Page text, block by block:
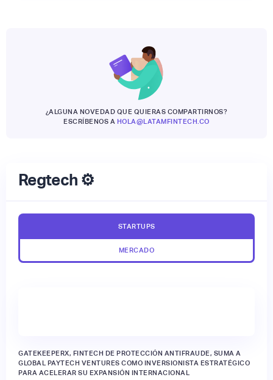
¿ALGUNA NOVEDAD QUE QUIERAS COMPARTIRNOS?
ESCRÍBENOS A HOLA@LATAMFINTECH.CO
Regtech ⚙️
STARTUPS
MERCADO
GATEKEEPERX, FINTECH DE PROTECCIÓN ANTIFRAUDE, SUMA A
GLOBAL PAYTECH VENTURES COMO INVERSIONISTA ESTRATÉGICO
PARA ACELERAR SU EXPANSIÓN INTERNACIONAL